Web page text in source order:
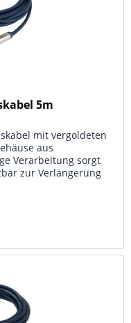
5m
mit vergoldeten
aus
Verarbeitung sorgt
zur Verlängerung